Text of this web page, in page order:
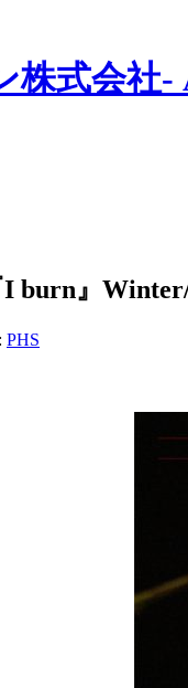
株式会社
burn』
PHS